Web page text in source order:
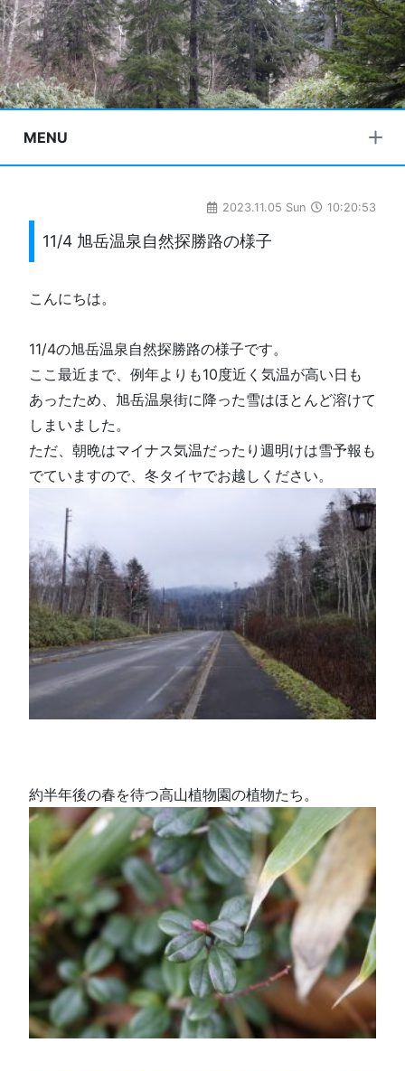
MENU
2023.11.05 Sun 10:20:53
11/4 旭岳温泉自然探勝路の様子
こんにちは。
11/4の旭岳温泉自然探勝路の様子です。
ここ最近まで、例年よりも10度近く気温が高い日も
あったため、旭岳温泉街に降った雪はほとんど溶けて
しまいました。
ただ、朝晩はマイナス気温だったり週明けは雪予報も
でていますので、冬タイヤでお越しください。
約半年後の春を待つ高山植物園の植物たち。